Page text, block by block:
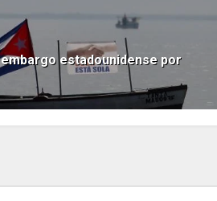
embargo estadounidense por